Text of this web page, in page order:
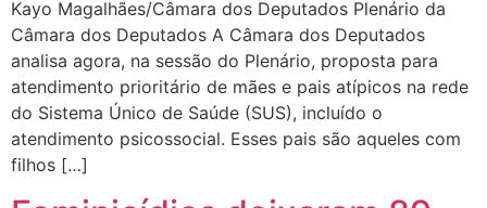
Kayo Magalhães/Câmara dos Deputados Plenário da
Câmara dos Deputados A Câmara dos Deputados
analisa agora, na sessão do Plenário, proposta para
atendimento prioritário de mães e pais atípicos na rede
do Sistema Único de Saúde (SUS), incluído o
atendimento psicossocial. Esses pais são aqueles com
filhos […]